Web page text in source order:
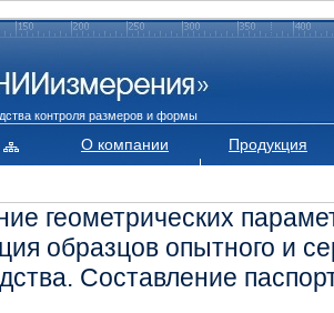
контроля размеров и формы
О компании Продукция
геометрических
образцов опытного и
Составление